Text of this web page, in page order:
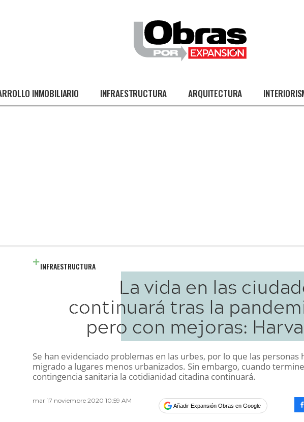
INMOBILIARIO INFRAESTRUCTURA ARQUITECTURA
INFRAESTRUCTURA
La vida en las
continuará tras la
pero con mejoras:
Se han evidenciado problemas en las urbes, por lo que las personas
migrado a lugares menos urbanizados. Sin embargo, cuando
contingencia sanitaria la cotidianidad citadina continuará.
mar 17 noviembre 2020 10:59 AM
Añadir Expansión Obras en Google